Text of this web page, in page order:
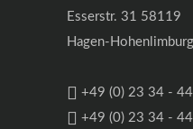
Esserstr. 31 58119
Hagen-Hohenlimburg
+49 (0) 23 34 -
+49 (0) 23 34 -